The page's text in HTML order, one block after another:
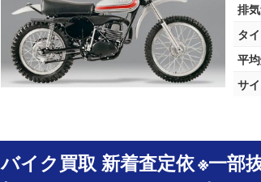
排
タ
平
サ
バイク買取 新着査定依※一部